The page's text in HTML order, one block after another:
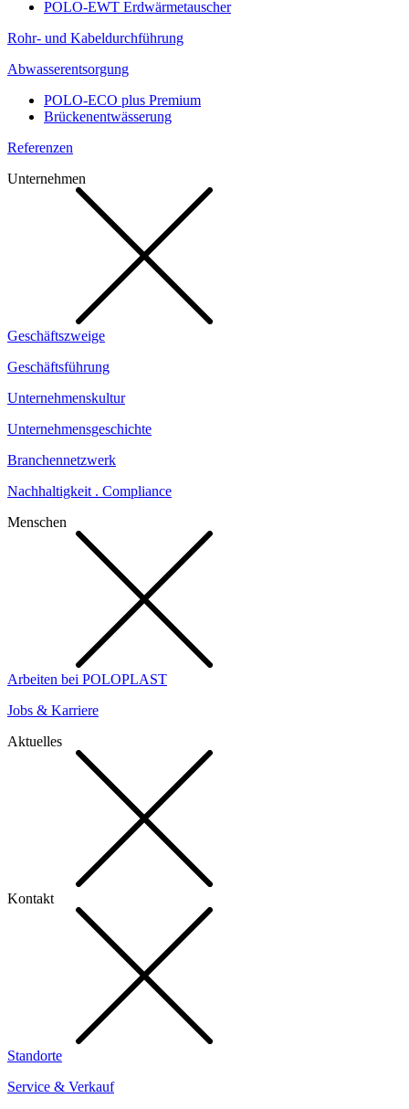
POLO-EWT Erdwärmetauscher
Rohr- und Kabeldurchführung
Abwasserentsorgung
POLO-ECO plus Premium
Brückenentwässerung
Referenzen
Unternehmen
Geschäftszweige
Geschäftsführung
Unternehmenskultur
Unternehmensgeschichte
Branchennetzwerk
Nachhaltigkeit . Compliance
Menschen
Arbeiten bei POLOPLAST
Jobs & Karriere
Aktuelles
Kontakt
Standorte
Service & Verkauf